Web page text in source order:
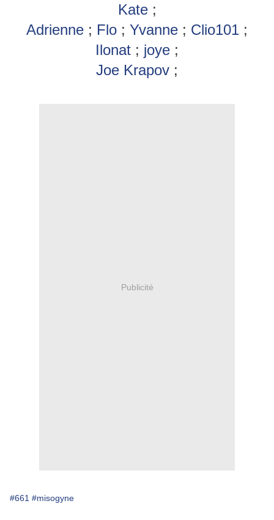
Kate;
Adrienne ; Flo ; Yvanne ; Clio101 ;
Ilonat ; joye ;
Joe Krapov ;
Publicité
#661 #misogyne